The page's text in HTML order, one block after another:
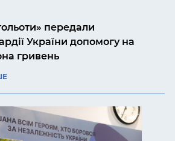
передали
України допомогу на
гривень